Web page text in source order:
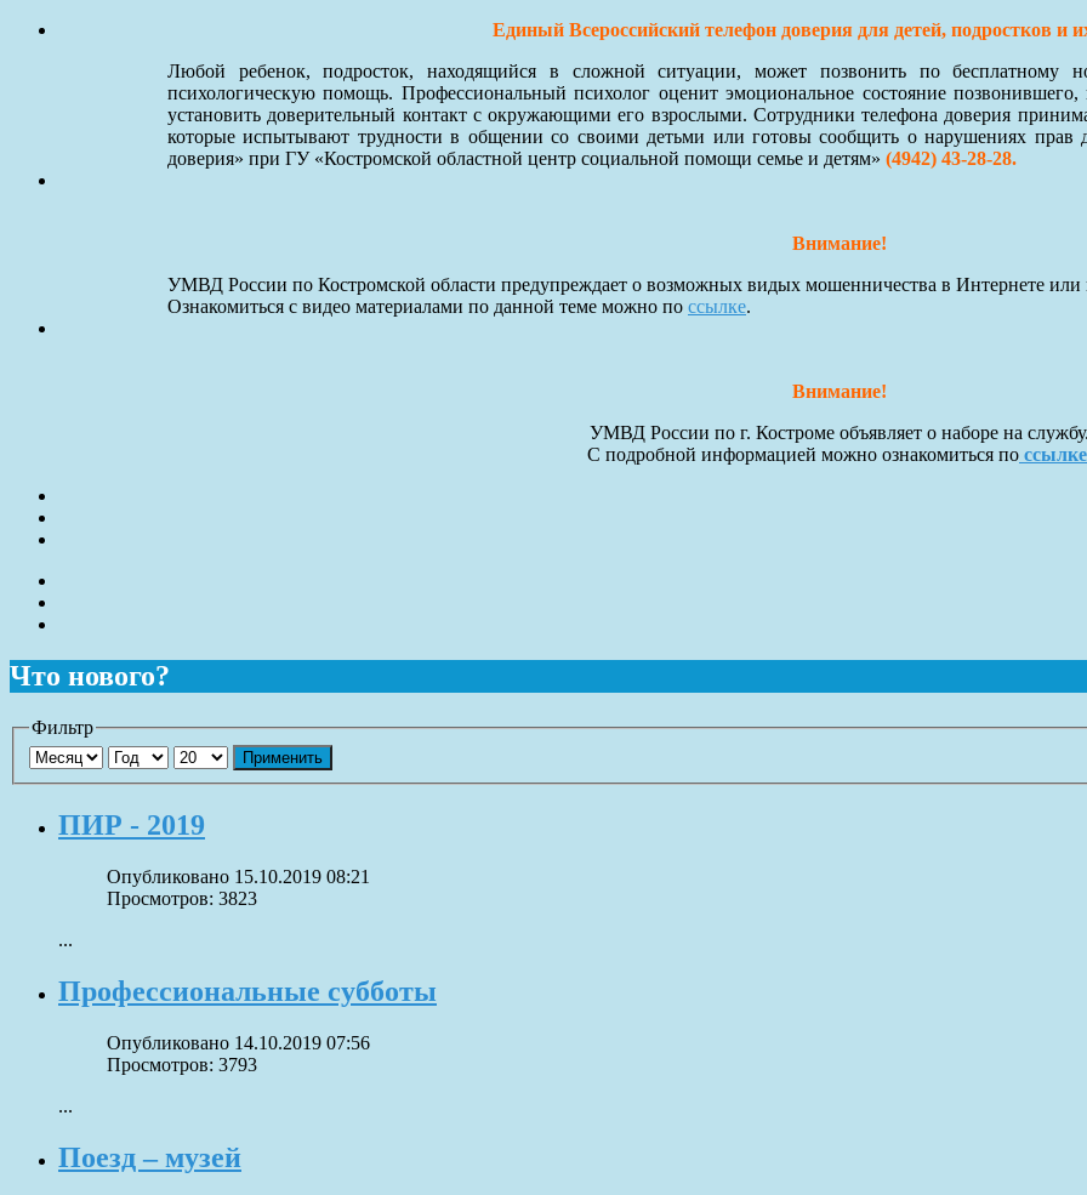
Единый Всероссийский телефон доверия для детей, подростков и
Любой ребенок, подросток, находящийся в сложной ситуации, может позвонить по бесплатному
психологическую помощь. Профессиональный психолог оценит эмоциональное состояние
установить доверительный контакт с окружающими его взрослыми. Сотрудники телефона доверия
которые испытывают трудности в общении со своими детьми или готовы сообщить о нарушениях прав
доверия» при ГУ «Костромской областной центр социальной помощи семье и детям» (4942) 43-28-28.
Внимание!
УМВД России по Костромской области предупреждает о возможных видых мошенничества в Интернете или
Ознакомиться с видео материалами по данной теме можно по ссылке.
Внимание!
УМВД России по г. Костроме объявляет о наборе на
С подробной информацией можно ознакомиться по ссылке
Что нового?
Фильтр
Применить
ПИР - 2019
Опубликовано 15.10.2019 08:21
Просмотров: 3823
...
Профессиональные субботы
Опубликовано 14.10.2019 07:56
Просмотров: 3793
...
Поезд – музей